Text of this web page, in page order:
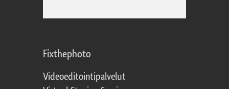
Fixthephoto
Videoeditointipalvelut